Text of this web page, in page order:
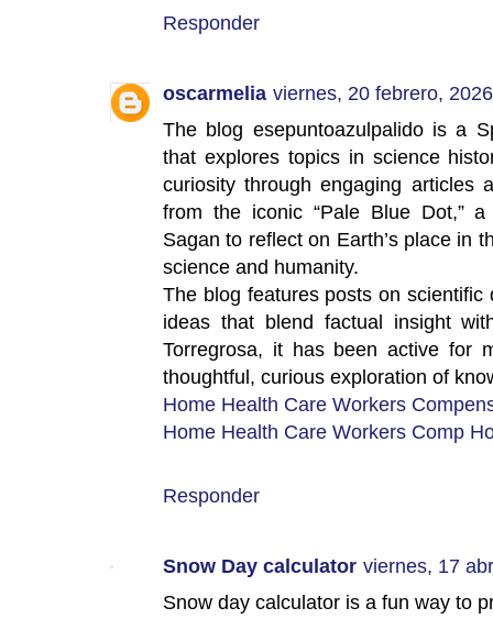
Responder
oscarmelia viernes, 20 febrero, 2026
The blog esepuntoazulpalido is a
that explores topics in science
curiosity through engaging articles
from the iconic “Pale Blue Dot,”
Sagan to reflect on Earth’s place in
science and humanity.
The blog features posts on
ideas that blend factual insight
Torregrosa, it has been active for
thoughtful, curious exploration of
Home Health Care Workers
Home Health Care Workers Comp
Responder
Snow Day calculator viernes, 17
Snow day calculator is a fun way to